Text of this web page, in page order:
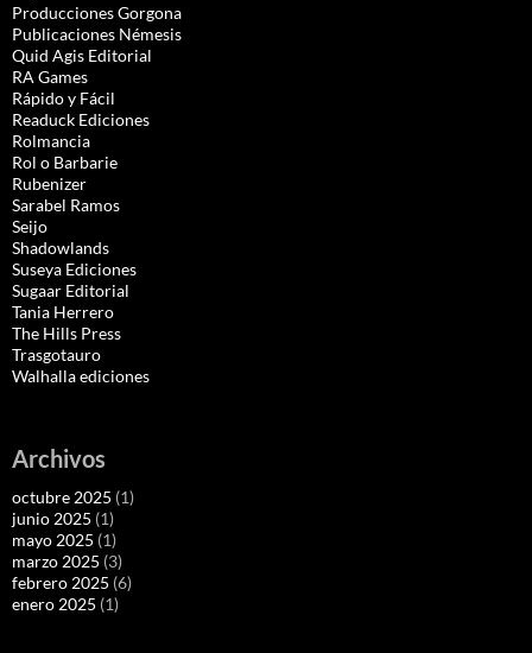
Producciones Gorgona
Publicaciones Némesis
Quid Agis Editorial
RA Games
Rápido y Fácil
Readuck Ediciones
Rolmancia
Rol o Barbarie
Rubenizer
Sarabel Ramos
Seijo
Shadowlands
Suseya Ediciones
Sugaar Editorial
Tania Herrero
The Hills Press
Trasgotauro
Walhalla ediciones
Archivos
octubre 2025 (1)
junio 2025 (1)
mayo 2025 (1)
marzo 2025 (3)
febrero 2025 (6)
enero 2025 (1)